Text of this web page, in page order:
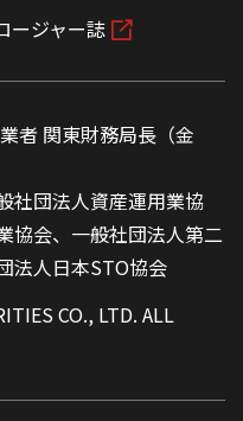
ージャー誌
者 関東財務局長（金
社団法人資産運用業協
協会、一般社団法人第二
法人日本STO協会
CO., LTD. ALL